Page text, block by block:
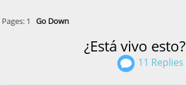
Pages: 1 Go Down
¿Está vivo esto?
11 Replies